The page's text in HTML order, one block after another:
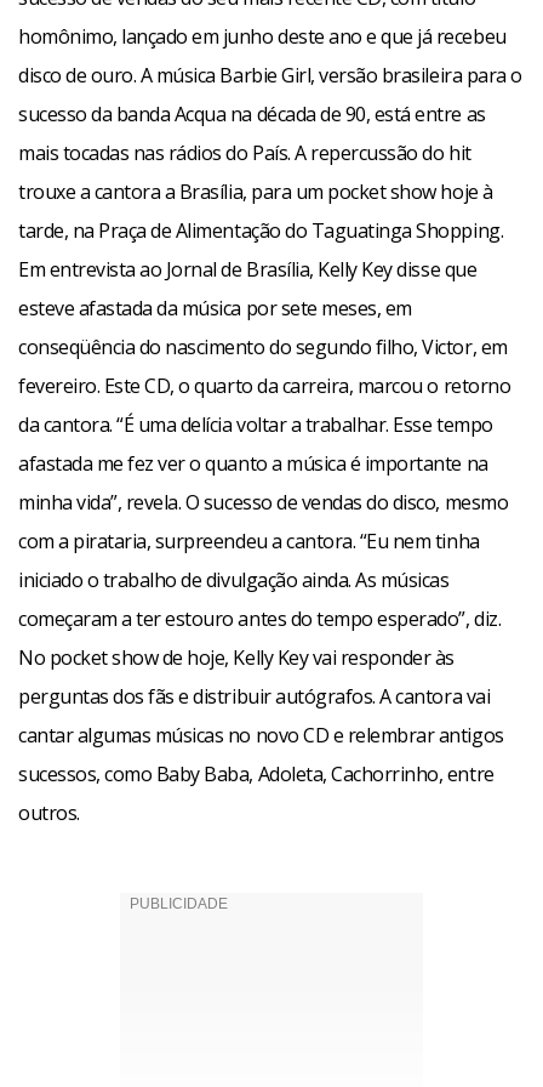
Urbana, de Bruno e Marrone, lembro de quando conheci
meu marido. Todo muito tem uma música associada a
algum momento da sua vida”, acredita a cantora, que é
casada com o angolano Mico, com quem tem o filho Victor,
de oito meses. Kelly tem ainda Suzana, 4 anos, fruto do
relacionamento com o cantor Latino. A primeira música a
tocar nas rádios foi Escuta Aqui Rapaz. Agora, Barbie Girl já
é sucesso e a cantora aposta ainda em Papinho. “Com
essas letras sobre relacionamentos, atinjo também os
idosos. No meu fã-clube tem fãs de todas as idades”, revela.
Jazz Nos shows, Kelly coloca em prática as aulas de jazz que
homônimo, lançado em junho deste ano e que já recebeu
disco de ouro. A música Barbie Girl, versão brasileira para o
sucesso da banda Acqua na década de 90, está entre as
mais tocadas nas rádios do País. A repercussão do hit
trouxe a cantora a Brasília, para um pocket show hoje à
tarde, na Praça de Alimentação do Taguatinga Shopping.
Em entrevista ao Jornal de Brasília, Kelly Key disse que
esteve afastada da música por sete meses, em
conseqüência do nascimento do segundo filho, Victor, em
fevereiro. Este CD, o quarto da carreira, marcou o retorno
da cantora. “É uma delícia voltar a trabalhar. Esse tempo
afastada me fez ver o quanto a música é importante na
minha vida”, revela. O sucesso de vendas do disco, mesmo
com a pirataria, surpreendeu a cantora. “Eu nem tinha
iniciado o trabalho de divulgação ainda. As músicas
começaram a ter estouro antes do tempo esperado”, diz.
No pocket show de hoje, Kelly Key vai responder às
perguntas dos fãs e distribuir autógrafos. A cantora vai
cantar algumas músicas no novo CD e relembrar antigos
sucessos, como Baby Baba, Adoleta, Cachorrinho, entre
outros.